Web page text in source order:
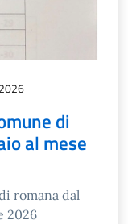
di
al mese
romana dal
2026